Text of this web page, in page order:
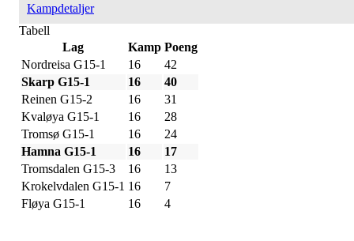
Kampdetaljer
Tabell
Lag
Kamp Poeng
Nordreisa G15-1
16
42
Skarp G15-1
16
40
Reinen G15-2
16
31
Kvaløya G15-1
16
28
Tromsø G15-1
16
24
Hamna G15-1
16
17
Tromsdalen G15-3
16
13
Krokelvdalen G15-1 16
7
Fløya G15-1
16 4